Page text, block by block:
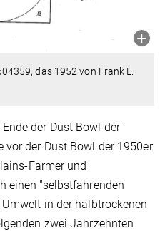
das 1952 von Frank L.
der Dust Bowl der
der Dust Bowl der 1950er
Farmer und
einen "selbstfahrenden
in der halbtrockenen
zwei Jahrzehnten